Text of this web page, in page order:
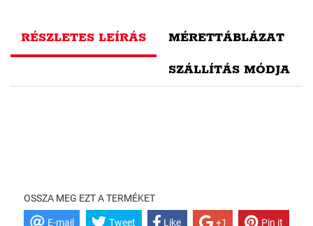
RÉSZLETES LEÍRÁS MÉRETTÁBLÁZAT
SZÁLLÍTÁS MÓDJA
OSSZA MEG EZT A TERMÉKET
E-mail Tweet Like +1 Pin it